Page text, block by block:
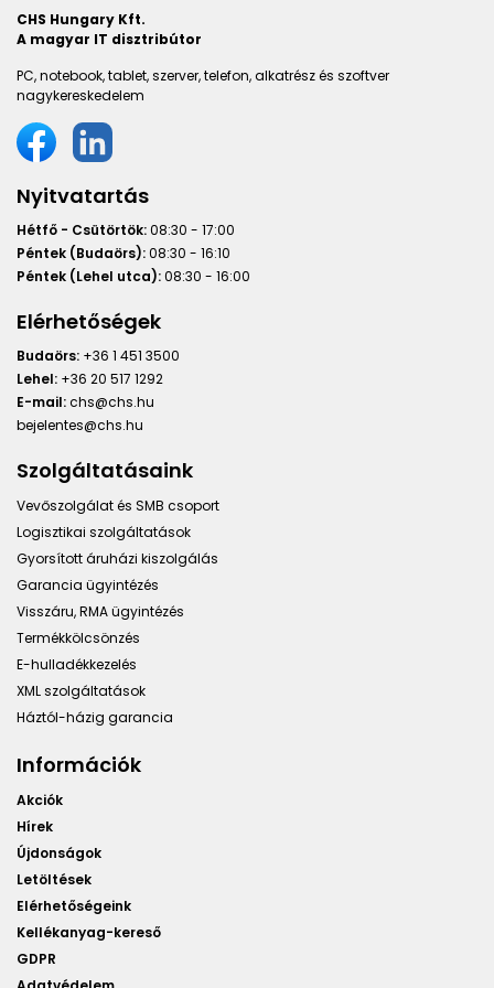
CHS Hungary Kft.
A magyar IT disztribútor
PC, notebook, tablet, szerver, telefon, alkatrész és szoftver
nagykereskedelem
Nyitvatartás
Hétfő - Csütörtök:08:30 - 17:00
Péntek (Budaörs):08:30 - 16:10
Péntek (Lehel utca):08:30 - 16:00
Elérhetőségek
Budaörs: +36 1 451 3500
Lehel: +36 20 517 1292
E-mail:chs@chs.hu
bejelentes@chs.hu
Szolgáltatásaink
Vevőszolgálat és SMB csoport
Logisztikai szolgáltatások
Gyorsított áruházi kiszolgálás
Garancia ügyintézés
Visszáru, RMA ügyintézés
Termékkölcsönzés
E-hulladékkezelés
XML szolgáltatások
Háztól-házig garancia
Információk
Akciók
Hírek
Újdonságok
Letöltések
Elérhetőségeink
Kellékanyag-kereső
GDPR